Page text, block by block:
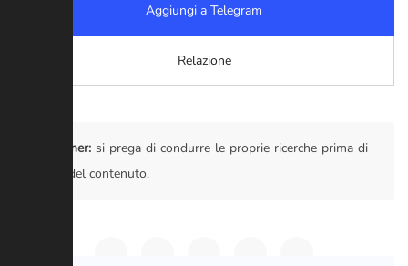
Aggiungi a Telegram
Relazione
Disclaimer: si prega di condurre le proprie ricerche prima di
fidarsi del contenuto.